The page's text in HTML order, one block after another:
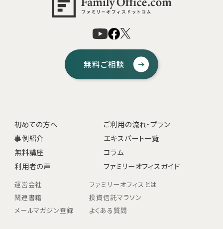
無料ご相談
初めての方へ
ご利用の流れ・プラン
事例紹介
エキスパート一覧
無料講座
コラム
利用者の声
ファミリーオフィスガイド
運営会社
ファミリーオフィスとは
関連書籍
投資信託マラソン
メールマガジン登録
よくある質問